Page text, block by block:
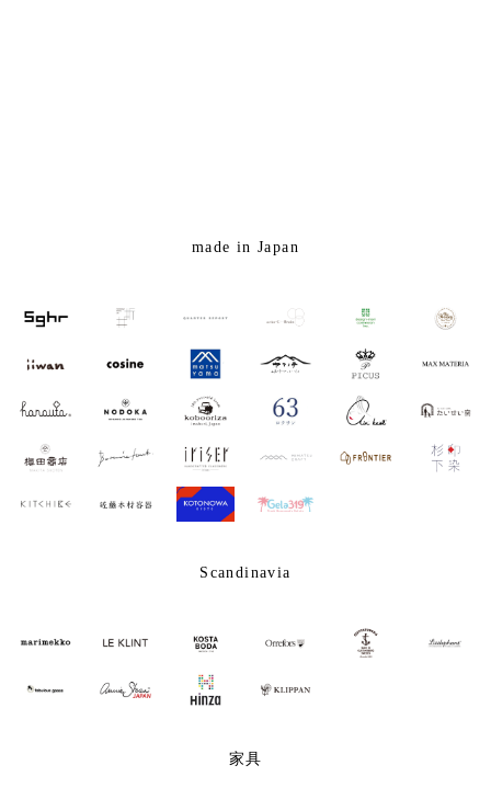
made in Japan
Scandinavia
家具